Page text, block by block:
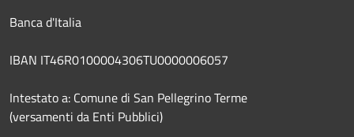
Banca d'Italia
IBAN IT46R0100004306TU0000006057
Intestato a: Comune di San Pellegrino Terme
(versamenti da Enti Pubblici)